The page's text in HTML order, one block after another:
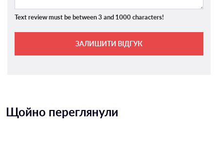
Text review must be between 3 and 1000 characters!
ЗАЛИШИТИ ВІДГУК
Щойно переглянули